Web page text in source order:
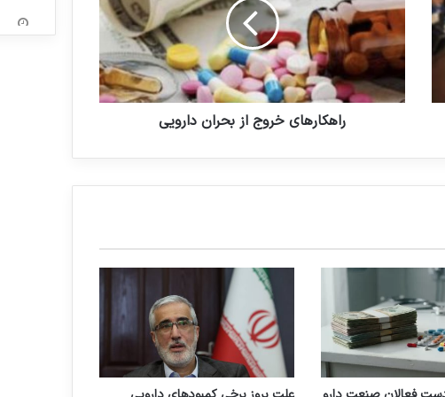
ک
ر
ه
ا
ی
و
ح
ر
ن
د
ا
ر
و
راهکارهای خروج از بحران دارویی